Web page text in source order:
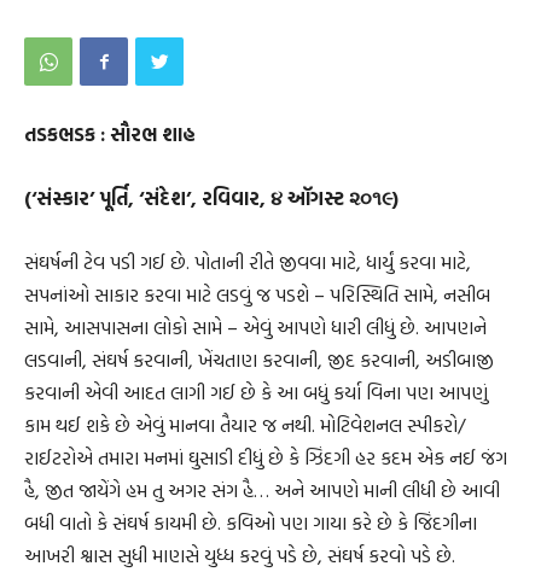
તડકભડક : સૌરભ શાહ
(‘સંસ્કાર’ પૂર્તિ, ‘સંદેશ’, રવિવાર, ૪ ઑગસ્ટ ૨૦૧૯)
સંઘર્ષની ટેવ પડી ગઈ છે. પોતાની રીતે જીવવા માટે, ધાર્યું કરવા માટે,
સપનાંઓ સાકાર કરવા માટે લડવું જ પડશે – પરિસ્થિતિ સામે, નસીબ
સામે, આસપાસના લોકો સામે – એવું આપણે ધારી લીધું છે. આપણને
લડવાની, સંઘર્ષ કરવાની, ખેંચતાણ કરવાની, જીદ કરવાની, અડીબાજી
કરવાની એવી આદત લાગી ગઈ છે કે આ બધું કર્યા વિના પણ આપણું
કામ થઈ શકે છે એવું માનવા તૈયાર જ નથી. મોટિવેશનલ સ્પીકરો/
રાઈટરોએ તમારા મનમાં ઘુસાડી દીધું છે કે ઝિંદગી હર કદમ એક નઈ જંગ
હૈ, જીત જાયેંગે હમ તુ અગર સંગ હૈ… અને આપણે માની લીધી છે આવી
બધી વાતો કે સંઘર્ષ કાયમી છે. કવિઓ પણ ગાયા કરે છે કે જિંદગીના
આખરી શ્વાસ સુધી માણસે યુધ્ધ કરવું પડે છે, સંઘર્ષ કરવો પડે છે.